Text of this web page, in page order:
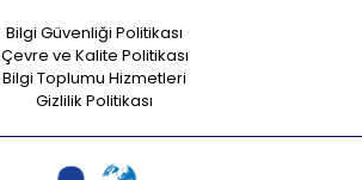
Bilgi Güvenliği Politikası
Çevre ve Kalite Politikası
Bilgi Toplumu Hizmetleri
Gizlilik Politikası